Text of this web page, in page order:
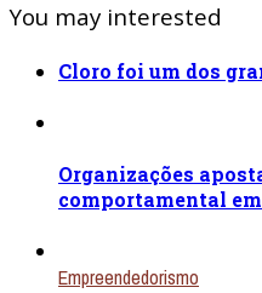
You may interested
Cloro foi um dos
Organizações
comportamental em
Empreendedorismo